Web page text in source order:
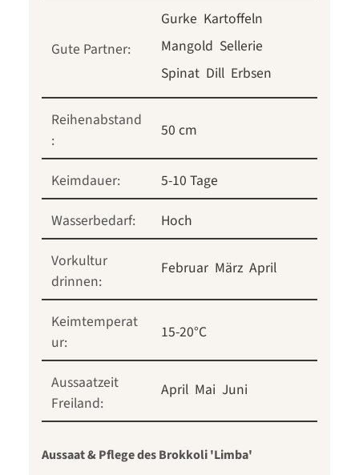
Gute Partner:
Gurke Kartoffeln
Mangold Sellerie
Spinat Dill Erbsen
Reihenabstand
:
50 cm
Keimdauer:
5-10 Tage
Wasserbedarf:
Hoch
Vorkultur
drinnen:
Februar März April
Keimtemperat
ur:
15-20°C
Aussaatzeit
Freiland:
April Mai Juni
Aussaat & Pflege des Brokkoli 'Limba'